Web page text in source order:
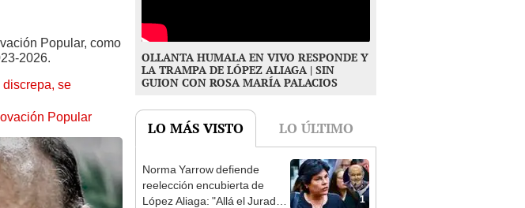
Popular, como
2026.
se
Popular
OLLANTA HUMALA EN VIVO RESPONDE Y
LA TRAMPA DE LÓPEZ ALIAGA | SIN
GUION CON ROSA MARÍA PALACIOS
LO MÁS VISTO LO ÚLTIMO
1
Norma Yarrow defiende
reelección encubierta de
López Aliaga: "Allá el Jurado